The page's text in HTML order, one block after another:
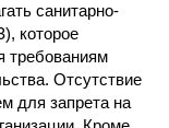
санитарно-
которое
требованиям
Отсутствие
для запрета на